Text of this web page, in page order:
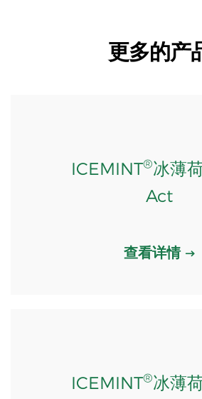
更多的产
ICEMINT®冰薄
Act
查看详情
ICEMINT®冰薄